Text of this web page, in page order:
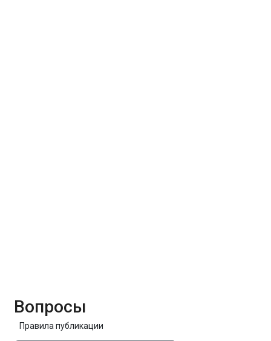
Вопросы
Правила публикации